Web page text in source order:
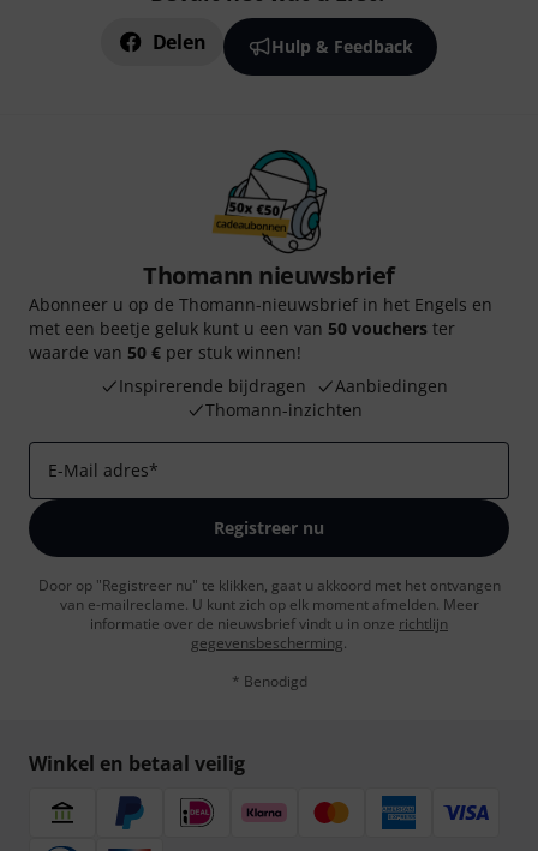
Delen Hulp & Feedback
Thomann nieuwsbrief
Abonneer u op de Thomann-nieuwsbrief in het Engels en
met een beetje geluk kunt u een van 50 vouchers ter
waarde van 50 € per stuk winnen!
Inspirerende bijdragen
Aanbiedingen
Thomann-inzichten
E-Mail adres*
Registreer nu
Door op "Registreer nu" te klikken, gaat u akkoord met het ontvangen
van e-mailreclame. U kunt zich op elk moment afmelden. Meer
informatie over de nieuwsbrief vindt u in onze richtlijn
gegevensbescherming.
* Benodigd
Winkel en betaal veilig